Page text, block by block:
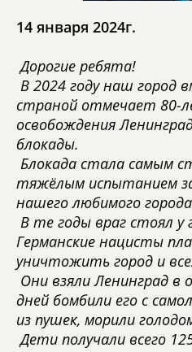
14 января 2024г.
Дорогие ребята!
В 2024 году наш город
страной отмечает 80-
освобождения
блокады.
Блокада стала самым
тяжёлым испытанием
нашего любимого
В те годы враг стоял у
Германские нацисты
уничтожить город и
Они взяли Ленинград в
дней бомбили его с
из пушек, морили
Дети получали всего